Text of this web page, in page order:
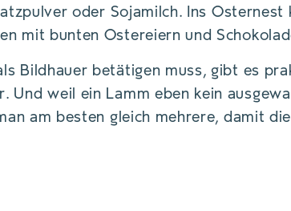
oder Sojamilch. Ins Osternest
mit bunten Ostereiern und
Bildhauer betätigen muss, gibt es
Und weil ein Lamm eben kein
am besten gleich mehrere, damit